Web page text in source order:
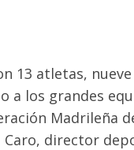
13 atletas,
a los grandes
Madrileña
director